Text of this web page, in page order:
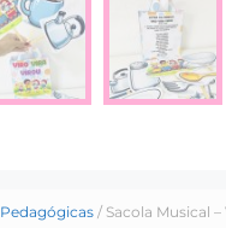
/ Sacola Musical –